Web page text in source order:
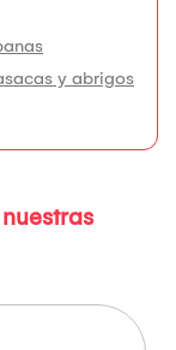
y abrigos